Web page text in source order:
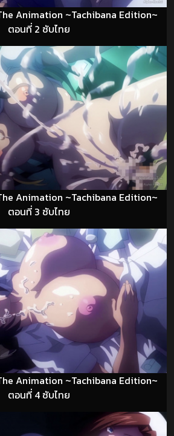
Animation ~Tachibana Edition~
ตอนที่ 2 ซับไทย
Animation ~Tachibana Edition~
ตอนที่ 3 ซับไทย
Animation ~Tachibana Edition~
ตอนที่ 4 ซับไทย